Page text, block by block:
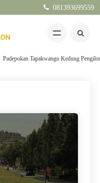
081393699559
Padepokan Tapakwangu Kedung